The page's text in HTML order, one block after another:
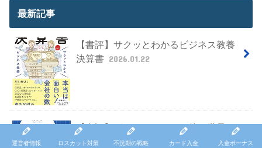
最新記事
【書評】サクッとわかるビジネス教養
決算書 2026.01.22
【書評】グレートリセット後の世界を
どう生きるか: 激変する金融、不動産市
運営者情報 ロスカット対策 不況期の戦略 カード入金 入金ボーナス